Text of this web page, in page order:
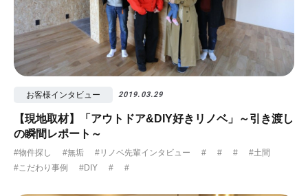
#照明 #タイル #書斎 #洗面所
#リノベ先輩インタビュー #広みせ！
お客様インタビュー 2019.03.29
【現地取材】「アウトドア&DIY好きリノベ」～引き渡し
の瞬間レポート～
#物件探し #無垢 #リノベ先輩インタビュー # # #
#土間
#こだわり事例
#DIY # #